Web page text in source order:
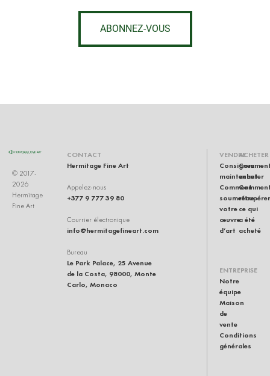
ABONNEZ-VOUS
© 2017-
2026
Hermitage
Fine Art
CONTACT
Hermitage Fine Art
Appelez-nous
+377 9 777 39 80
Courrier électronique
info@hermitagefineart.com
Bureau
Le Park Palace, 25 Avenue
de la Costa, 98000, Monte
Carlo, Monaco
VENDRE
Consignez
maintenant
Comment
soumettre
votre
œuvre
d’art
ACHETER
acheter
récupérer
ce qui
a été
acheté
ENTREPRISE
Notre
équipe
Maison
de
vente
Conditions
générales